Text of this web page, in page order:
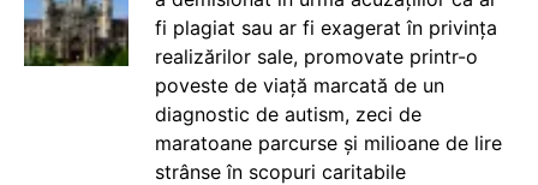
fi plagiat sau ar fi exagerat în privința
realizărilor sale, promovate printr-o
poveste de viață marcată de un
diagnostic de autism, zeci de
maratoane parcurse și milioane de lire
strânse în scopuri caritabile